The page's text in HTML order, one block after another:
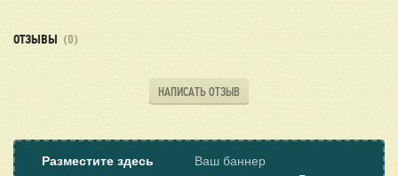
ОТЗЫВЫ (0)
НАПИСАТЬ ОТЗЫВ
Разместите здесь
Ваш баннер